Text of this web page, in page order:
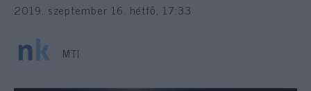
2019. szeptember 16. hétfő, 17:33
MTI